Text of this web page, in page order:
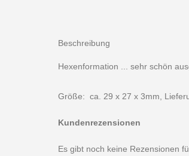
Beschreibung
Hexenformation ... sehr schön
Größe: ca. 29 x 27 x 3mm,
Kundenrezensionen
Es gibt noch keine Rezensionen